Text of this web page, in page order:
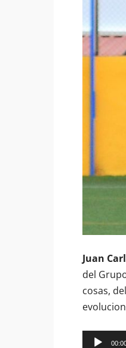
Juan
del
cosas,